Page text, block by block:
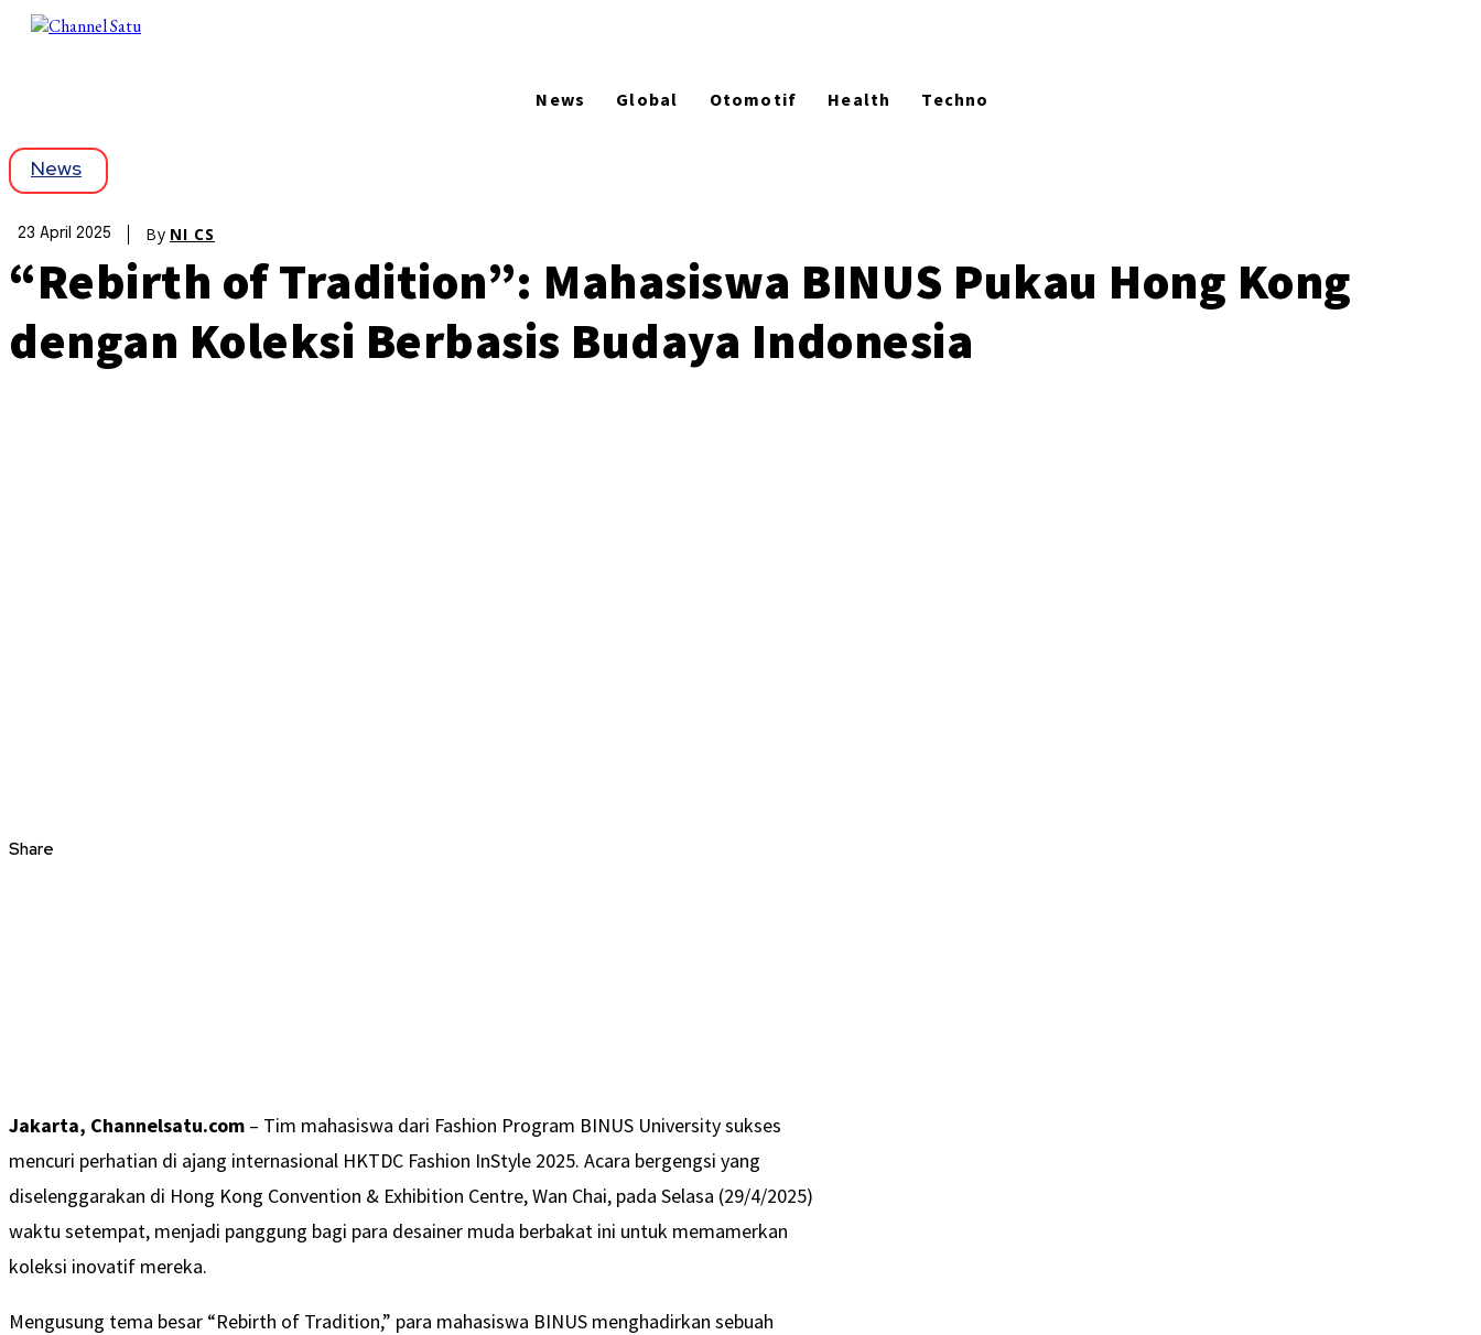
News Global Otomotif Health Techno
News
23 April 2025 By NI CS
“Rebirth of Tradition”: Mahasiswa BINUS Pukau Hong Kong
dengan Koleksi Berbasis Budaya Indonesia
Share
Jakarta, Channelsatu.com – Tim mahasiswa dari Fashion Program BINUS University sukses
mencuri perhatian di ajang internasional HKTDC Fashion InStyle 2025. Acara bergengsi yang
diselenggarakan di Hong Kong Convention & Exhibition Centre, Wan Chai, pada Selasa (29/4/2025)
waktu setempat, menjadi panggung bagi para desainer muda berbakat ini untuk memamerkan
koleksi inovatif mereka.
Mengusung tema besar “Rebirth of Tradition,” para mahasiswa BINUS menghadirkan sebuah